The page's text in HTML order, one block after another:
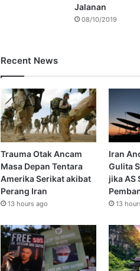
Jalanan
08/10/2019
Recent News
Trauma Otak Ancam
Masa Depan Tentara
Amerika Serikat akibat
Perang Iran
13 hours ago
Iran
Gulita
jika AS
13